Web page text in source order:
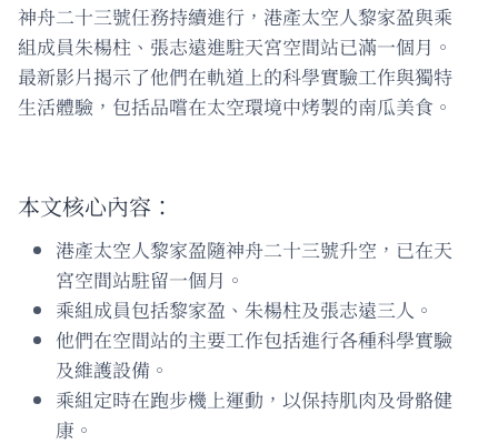
神舟二十三號任務持續進行，港產太空人黎家盈與乘
組成員朱楊柱、張志遠進駐天宮空間站已滿一個月。
最新影片揭示了他們在軌道上的科學實驗工作與獨特
生活體驗，包括品嚐在太空環境中烤製的南瓜美食。
本文核心內容：
港產太空人黎家盈隨神舟二十三號升空，已在天
宮空間站駐留一個月。
乘組成員包括黎家盈、朱楊柱及張志遠三人。
他們在空間站的主要工作包括進行各種科學實驗
及維護設備。
乘組定時在跑步機上運動，以保持肌肉及骨骼健
康。